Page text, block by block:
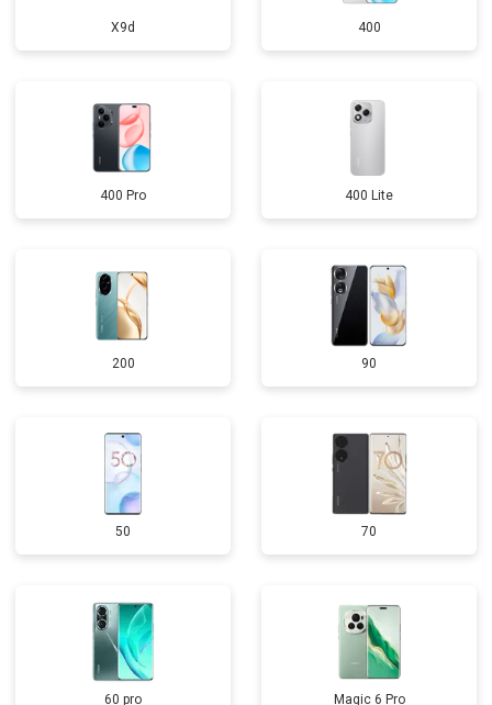
X9d 400
400 Pro 400 Lite
200 90
50 70
60 pro Magic 6 Pro